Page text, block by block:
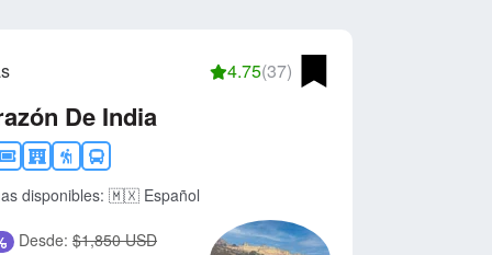
4.75(37)
De India
disponibles: 🇲🇽 Español
Desde: $1,850 USD